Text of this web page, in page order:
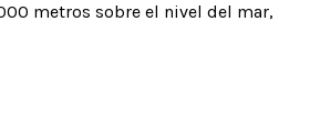
metros sobre el nivel del mar,